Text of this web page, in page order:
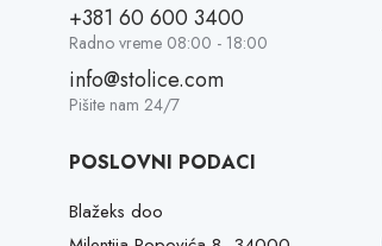
+381 60 600 3400
Radno vreme 08:00 - 18:00
info@stolice.com
Pišite nam 24/7
POSLOVNI PODACI
Blažeks doo